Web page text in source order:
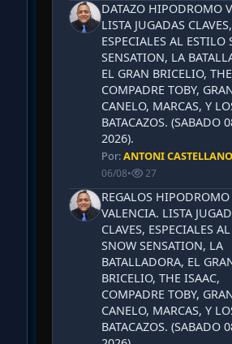
DATAZO HIPODROMO
LISTA JUGADAS CLAVES,
ESPECIALES AL ESTILO
SENSATION, LA
EL GRAN BRICELIO,
COMPADRE TOBY,
CANELO, MARCAS, Y
BATACAZOS. (SABADO
2026).
Por:ANTONI CASTELLANO
06/08• 27
REGALOS HIPODROMO
VALENCIA. LISTA
CLAVES, ESPECIALES
SNOW SENSATION, LA
BATALLADORA, EL
BRICELIO, THE ISAAC,
COMPADRE TOBY,
CANELO, MARCAS, Y
BATACAZOS. (SABADO